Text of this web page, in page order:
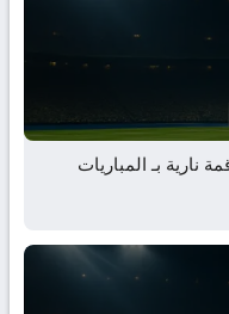
نارية بـ المباريات